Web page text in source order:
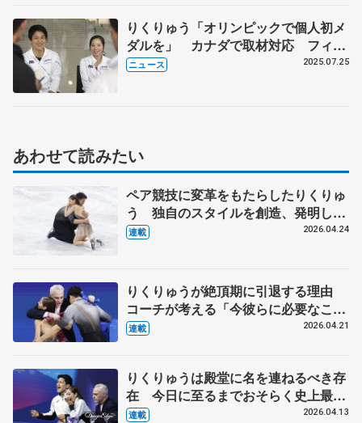
りくりゅう「オリンピックで個人初メ
ダルを」 カナダで取材対応 フィギ
ュアスケート・ペアの三浦璃来、木原
ニュース 2025.07.25
あわせて読みたい
ペア競技に変革をもたらしたりくりゅ
う 独自のスタイルを創造、発明した
【引退発表後②】
連載 2026.04.24
りくりゅうが絶頂期に引退する理由
コーチが考える「今彼らに必要なこ
と」 【引退発表後①】
連載 2026.04.21
りくりゅうは殿堂に名を連ねるべき存
在 今日に至るまでおそらく史上最高
のペア【ミラノ・コルティナ冬季オリ
連載 2026.04.13